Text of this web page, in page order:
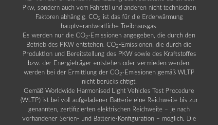
Pkw, sondern auch vom Fahrstil und anderen nicht technischen
Faktoren abhängig. CO2 ist das für die Erderwärmung
hauptverantwortliche Treibhausgas.
Es werden nur die CO2 -Emissionen angegeben, die durch den
Betrieb des PKW entstehen. CO2 -Emissionen, die durch die
Produktion und Bereitstellung des PKW sowie des Kraftstoffes
bzw. der Energieträger entstehen oder vermieden werden,
werden bei der Ermittlung der CO2 -Emissionen gemäß WLTP
nicht berücksichtigt.
Gemäß Worldwide Harmonised Light Vehicles Test Procedure
(WLTP) ist bei voll aufgeladener Batterie eine Reichweite bis zur
genannten, zertifizierten elektrischen Reichweite – je nach
vorhandener Serien- und Batterie-Konfiguration – möglich. Die